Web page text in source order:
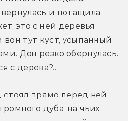
и потащила
это с ней деревья
тут куст, усыпанный
Дон резко обернулась.
с дерева?..
стоял прямо перед ней,
дуба, на чьих